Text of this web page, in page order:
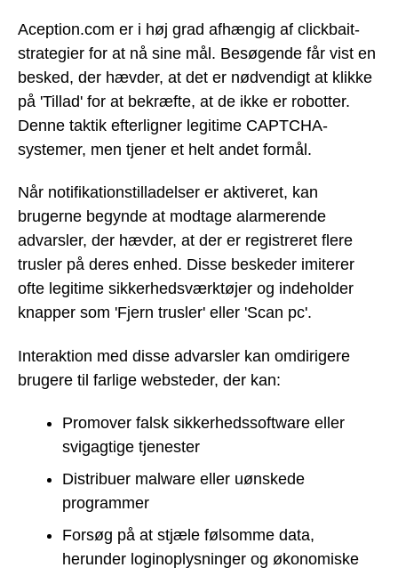
Aception.com er i høj grad afhængig af clickbait-
strategier for at nå sine mål. Besøgende får vist en
besked, der hævder, at det er nødvendigt at klikke
på 'Tillad' for at bekræfte, at de ikke er robotter.
Denne taktik efterligner legitime CAPTCHA-
systemer, men tjener et helt andet formål.
Når notifikationstilladelser er aktiveret, kan
brugerne begynde at modtage alarmerende
advarsler, der hævder, at der er registreret flere
trusler på deres enhed. Disse beskeder imiterer
ofte legitime sikkerhedsværktøjer og indeholder
knapper som 'Fjern trusler' eller 'Scan pc'.
Interaktion med disse advarsler kan omdirigere
brugere til farlige websteder, der kan:
Promover falsk sikkerhedssoftware eller
svigagtige tjenester
Distribuer malware eller uønskede
programmer
Forsøg på at stjæle følsomme data,
herunder loginoplysninger og økonomiske